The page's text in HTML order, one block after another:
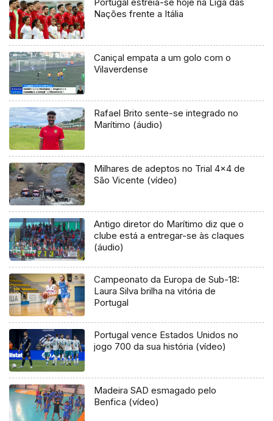
Portugal estreia-se hoje na Liga das
Nações frente a Itália
Caniçal empata a um golo com o
Vilaverdense
Rafael Brito sente-se integrado no
Marítimo (áudio)
Milhares de adeptos no Trial 4×4 de
São Vicente (vídeo)
Antigo diretor do Marítimo diz que o
clube está a entregar-se às claques
(áudio)
Campeonato da Europa de Sub-18:
Laura Silva brilha na vitória de
Portugal
Portugal vence Estados Unidos no
jogo 700 da sua história (vídeo)
Madeira SAD esmagado pelo
Benfica (vídeo)